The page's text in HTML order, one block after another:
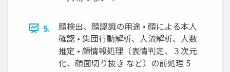
5.
顔検出、顔認識の用途 • 顔による本人
確認 • 集団行動解析、人流解析、人数
推定 • 顔情報処理（表情判定、３次元
化、顔面切り抜き など）の前処理 5